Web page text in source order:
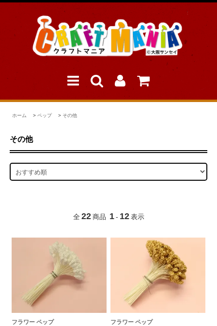
ホーム > ペップ > その他
その他
全 22 商品 1 - 12 表示
フラワー ペップ
フラワー ペップ